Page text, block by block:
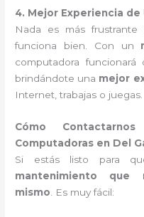
4. Mejor Experiencia de
Nada es más
funciona bien. Con un
computadora funcionará
brindándote una mejor
Internet, trabajas o juegas.
Cómo
Computadoras en Del
Si estás listo para
mantenimiento que
mismo . Es muy fácil: